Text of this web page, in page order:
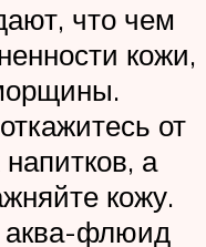
что чем
кожи,
от
а
кожу.
аква-флюид